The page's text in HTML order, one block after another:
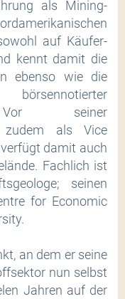
als Mining-
auf Käufer-
kennt damit die
ebenso wie die
Vor seiner
zudem als Vice
damit auch
Fachlich ist
seinen
for Economic
an dem er seine
nun selbst
Jahren auf der